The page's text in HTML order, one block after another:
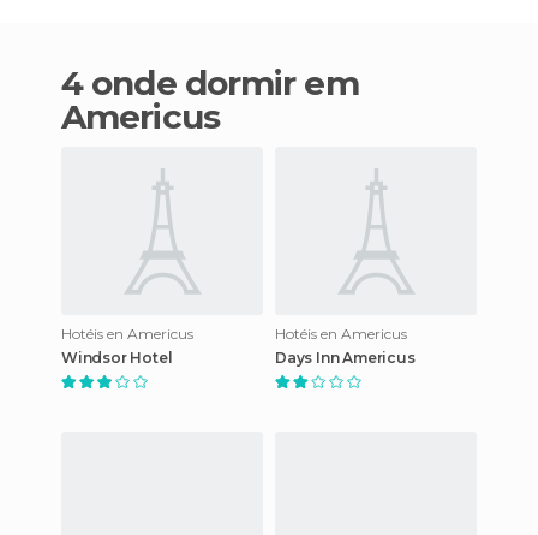
4 onde dormir em
Americus
Hotéis en Americus
Windsor Hotel
Hotéis en Americus
Days Inn Americus